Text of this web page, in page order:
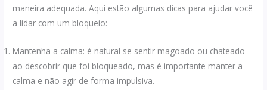
maneira adequada. Aqui estão algumas dicas para ajudar você
a lidar com um bloqueio:
Mantenha a calma: é natural se sentir magoado ou chateado
ao descobrir que foi bloqueado, mas é importante manter a
calma e não agir de forma impulsiva.